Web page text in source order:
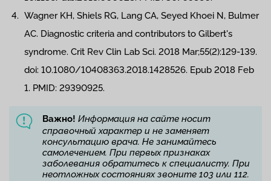
Wagner KH, Shiels RG, Lang CA, Seyed Khoei N, Bulmer
AC. Diagnostic criteria and contributors to Gilbert's
syndrome. Crit Rev Clin Lab Sci. 2018 Mar;55(2):129-139.
doi: 10.1080/10408363.2018.1428526. Epub 2018 Feb
1. PMID: 29390925.
Важно! Информация на сайте носит
справочный характер и не заменяет
консультацию врача. Не занимайтесь
самолечением. При первых признаках
заболевания обратитесь к специалисту. При
неотложных состояниях звоните 103 или 112.